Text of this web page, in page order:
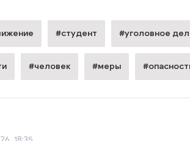
#студент #уголовное
#человек #меры